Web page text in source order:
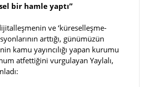
bir hamle yaptı”
ve ‘küreselleşme-
arttığı, günümüzün
kamu yayıncılığı yapan kurumu
atfettiğini vurgulayan Yaylalı,